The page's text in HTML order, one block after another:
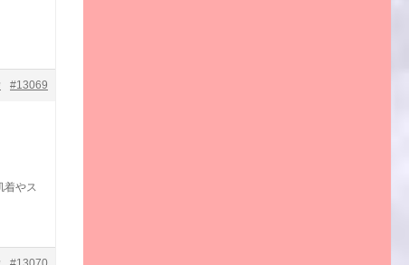
#13069
着やス